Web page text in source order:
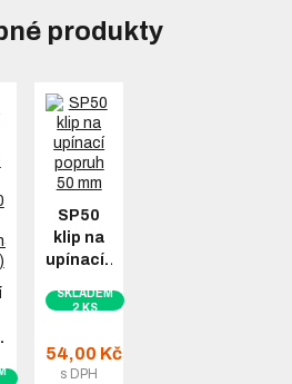
produkty
SP50
klip na
upínací…
SKLADEM
2 KS
54,00 Kč
s DPH